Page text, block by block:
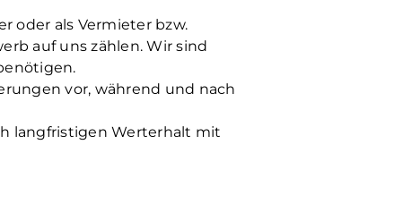
oder als Vermieter bzw.
auf uns zählen. Wir sind
vor, während und nach
langfristigen Werterhalt mit